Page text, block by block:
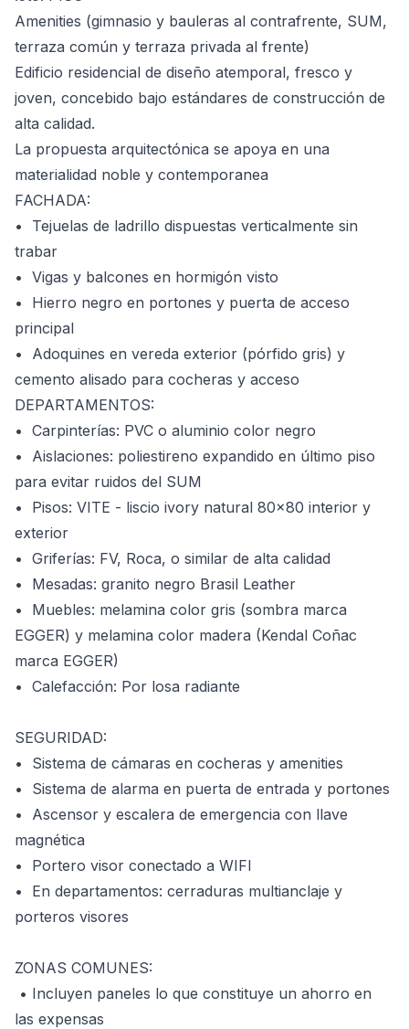
Amenities (gimnasio y bauleras al contrafrente, SUM,
terraza común y terraza privada al frente)
Edificio residencial de diseño atemporal, fresco y
joven, concebido bajo estándares de construcción de
alta calidad.
La propuesta arquitectónica se apoya en una
materialidad noble y contemporanea
FACHADA:
• Tejuelas de ladrillo dispuestas verticalmente sin
trabar
•⁠ ⁠Vigas y balcones en hormigón visto
•⁠ ⁠Hierro negro en portones y puerta de acceso
principal
•⁠ ⁠Adoquines en vereda exterior (pórfido gris) y
cemento alisado para cocheras y acceso
DEPARTAMENTOS:
•⁠ ⁠Carpinterías: PVC o aluminio color negro
•⁠ ⁠Aislaciones: poliestireno expandido en último piso
para evitar ruidos del SUM
•⁠ ⁠Pisos: VITE - liscio ivory natural 80x80 interior y
exterior
•⁠ ⁠Griferías: FV, Roca, o similar de alta calidad
•⁠ ⁠Mesadas: granito negro Brasil Leather
•⁠ ⁠Muebles: melamina color gris (sombra marca
EGGER) y melamina color madera (Kendal Coñac
marca EGGER)
•⁠ ⁠Calefacción: Por losa radiante
SEGURIDAD:
•⁠ ⁠Sistema de cámaras en cocheras y amenities
•⁠ ⁠Sistema de alarma en puerta de entrada y portones
•⁠ ⁠Ascensor y escalera de emergencia con llave
magnética
•⁠ ⁠Portero visor conectado a WIFI
•⁠ ⁠En departamentos: cerraduras multianclaje y
porteros visores
ZONAS COMUNES:
• ⁠Incluyen paneles lo que constituye un ahorro en
las expensas